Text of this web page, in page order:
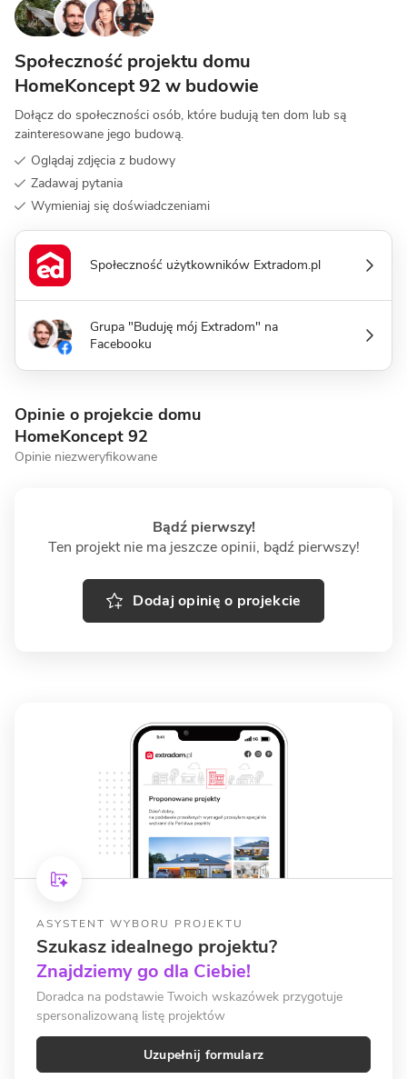
Społeczność projektu domu
HomeKoncept 92 w budowie
Dołącz do społeczności osób, które budują ten dom lub są
zainteresowane jego budową.
Oglądaj zdjęcia z budowy
Zadawaj pytania
Wymieniaj się doświadczeniami
Społeczność użytkowników Extradom.pl
Grupa "Buduję mój Extradom" na
Facebooku
Opinie o projekcie domu
HomeKoncept 92
Opinie niezweryfikowane
Bądź pierwszy!
Ten projekt nie ma jeszcze opinii, bądź pierwszy!
Dodaj opinię o projekcie
ASYSTENT WYBORU PROJEKTU
Szukasz idealnego projektu?
Znajdziemy go dla Ciebie!
Doradca na podstawie Twoich wskazówek przygotuje
spersonalizowaną listę projektów
Uzupełnij formularz